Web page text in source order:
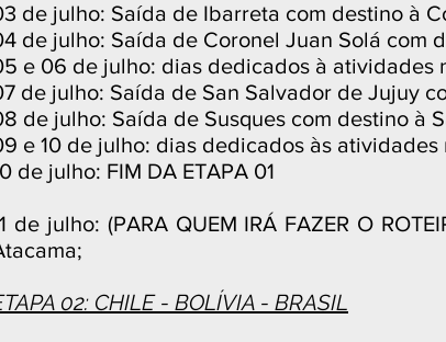
de julho: Saída de Ibarreta com destino à
de julho: Saída de Coronel Juan Solá com
e 06 de julho: dias dedicados à atividades
de julho: Saída de San Salvador de Jujuy
de julho: Saída de Susques com destino à
e 10 de julho: dias dedicados às
de julho: FIM DA ETAPA 01
de julho: (PARA QUEM IRÁ FAZER O
02: CHILE - BOLÍVIA - BRASIL